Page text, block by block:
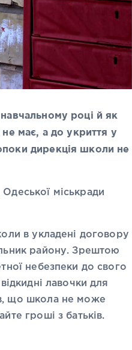
році й як
має, а до укриття у
дирекція школи не
міськради
в укладені договору
району. Зрештою
небезпеки до свого
лавочки для
що школа не може
гроші з батьків.